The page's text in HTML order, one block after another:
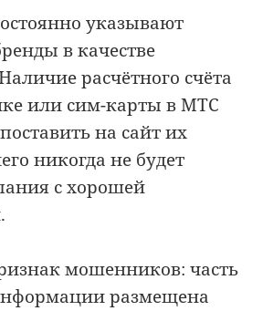
указывают
в качестве
расчётного счёта
или сим-карты в МТС
на сайт их
никогда не будет
с хорошей
мошенников: часть
размещена